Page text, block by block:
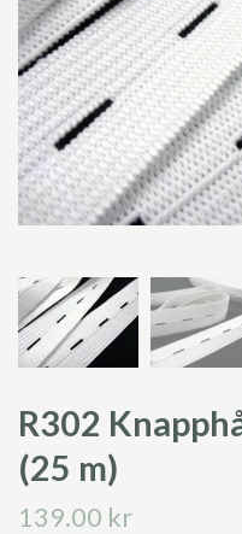
R302
(25 m)
139.00 kr